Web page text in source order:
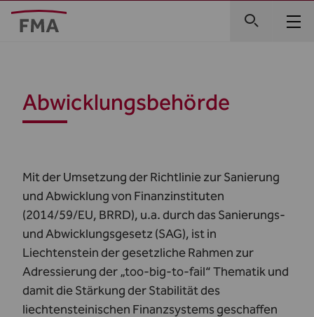
Abwicklungsbehörde
Mit der Umsetzung der Richtlinie zur Sanierung
und Abwicklung von Finanzinstituten
(2014/59/EU, BRRD), u.a. durch das Sanierungs-
und Abwicklungsgesetz (SAG), ist in
Liechtenstein der gesetzliche Rahmen zur
Adressierung der „too-big-to-fail“ Thematik und
damit die Stärkung der Stabilität des
liechtensteinischen Finanzsystems geschaffen